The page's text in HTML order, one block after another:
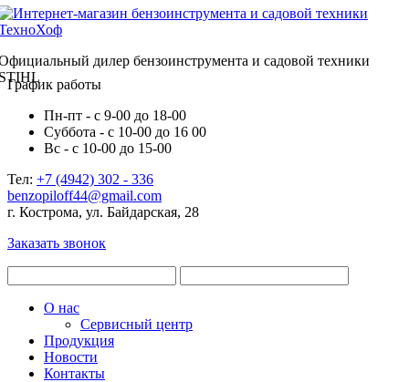
дилер бензоинструмента и садовой техники
График работы
Пн-пт - с 9-00 до 18-00
Суббота - с 10-00 до 16 00
Вс - с 10-00 до 15-00
Тел: +7 (4942) 302 - 336
benzopiloff44@gmail.com
г. Кострома, ул. Байдарская, 28
Заказать звонок
О нас
Сервисный центр
Продукция
Новости
Контакты